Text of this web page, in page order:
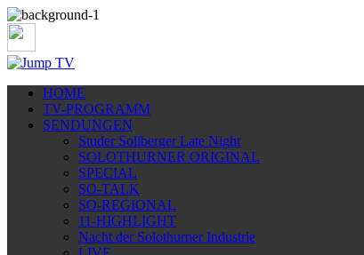
HOME
TV-PROGRAMM
SENDUNGEN
Studer Sollberger Late Night
SOLOTHURNER ORIGINAL
SPECIAL
SO-TALK
SO-REGIONAL
11-HIGHLIGHT
Nacht der Solothurner Industrie